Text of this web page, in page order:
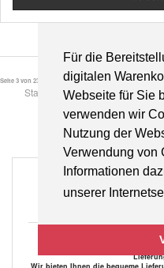
Für die
digitalen
Webseite für Sie
verwenden wir
Nutzung der
Verwendung von
Informationen
unserer
Seite 3 von 23
Start Zurück 1 2 3 4
für Bücher